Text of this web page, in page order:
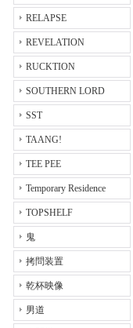
RELAPSE
REVELATION
RUCKTION
SOUTHERN LORD
SST
TAANG!
TEE PEE
Temporary Residence
TOPSHELF
鬼
拷問装置
乾杯映像
男道